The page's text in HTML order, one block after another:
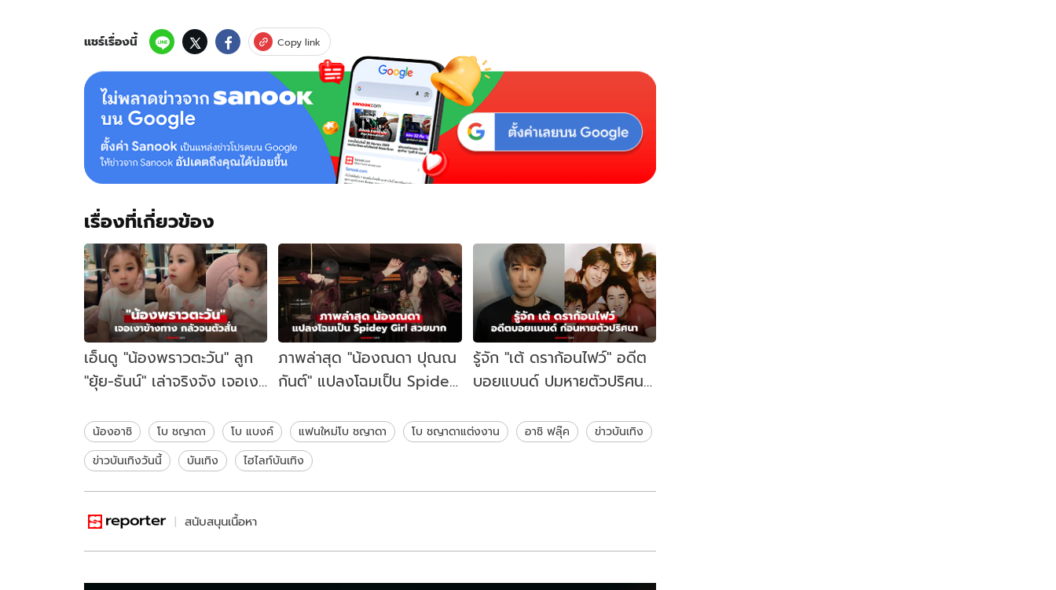
แรง
ผิด
หวัง
แชร์เรื่องนี้ Copy link
เรื่องที่เกี่ยวข้อง
เอ็นดู "น้องพราวตะวัน" ลูก
"ยุ้ย-ธันน์" เล่าจริงจัง เจอเงา
ภาพล่าสุด "น้องณดา ปุณณ
กันต์" แปลงโฉมเป็น Spidey
รู้จัก "เต้ ดราก้อนไฟว์" อดีต
บอยแบนด์ ปมหายตัวปริศนา
พัก
น้องอาชิ โบ ชญาดา โบ แบงค์ แฟนใหม่โบ ชญาดา โบ ชญาดาแต่งงาน อาชิ ฟลุ๊ค
ข่าวบันเทิง
ข่าวบันเทิงวันนี้
บันเทิง ไฮไลท์บันเทิง
สนับสนุนเนื้อหา